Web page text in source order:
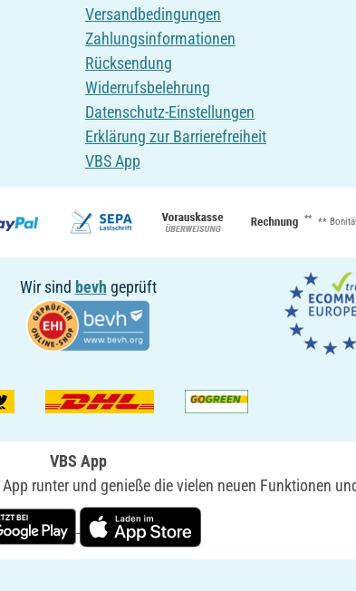
Versandbedingungen
Zahlungsinformationen
Rücksendung
Widerrufsbelehrung
Datenschutz-Einstellungen
Erklärung zur Barrierefreiheit
VBS App
** **
Wir sind bevh geprüft
VBS App
runter und genieße die vielen neuen Funktionen